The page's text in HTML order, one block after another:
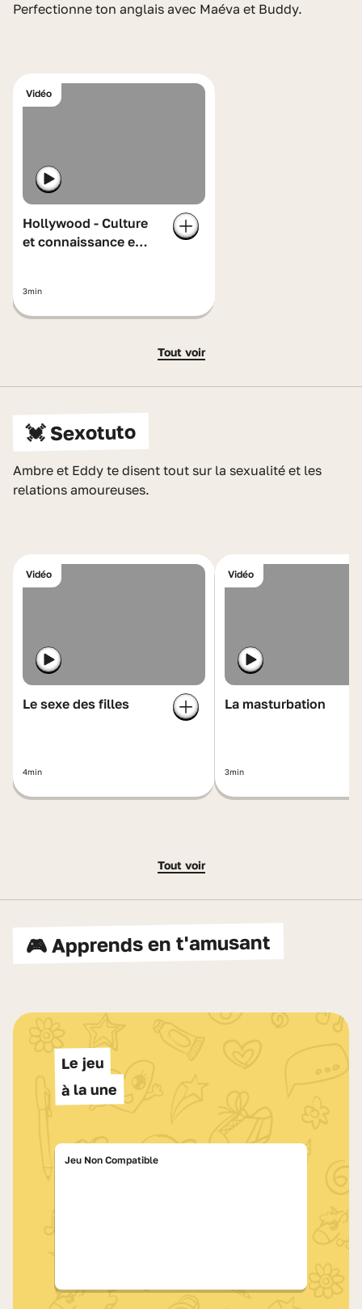
Perfectionne ton anglais avec Maéva et Buddy.
Vidéo
Hollywood - Culture
et connaissance en
3min
Tout voir
💓 Sexotuto
Ambre et Eddy te disent tout sur la sexualité et les
relations amoureuses.
Vidéo
Le sexe des filles
4min
Vidéo
La masturbation
3min
Tout voir
🎮 Apprends en t'amusant
Le jeu
à la une
Jeu Non Compatible